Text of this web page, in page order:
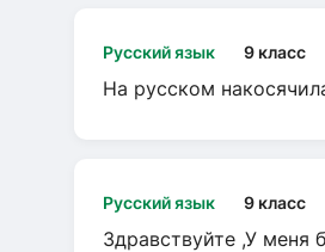
Русский язык 9 класс
На русском
Русский язык 9 класс
Здравствуйте ,У меня